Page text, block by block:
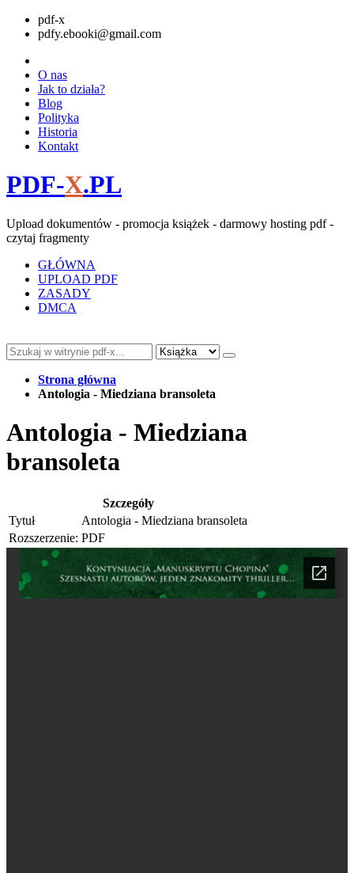
pdf-x
pdfy.ebooki@gmail.com
O nas
Jak to działa?
Blog
Polityka
Historia
Kontakt
PDF-X.PL
Upload dokumentów - promocja książek - darmowy hosting pdf -
czytaj fragmenty
GŁÓWNA
UPLOAD PDF
ZASADY
DMCA
Strona główna
Antologia - Miedziana bransoleta
Antologia - Miedziana
bransoleta
Szczegóły
Tytuł
Antologia - Miedziana bransoleta
Rozszerzenie: PDF